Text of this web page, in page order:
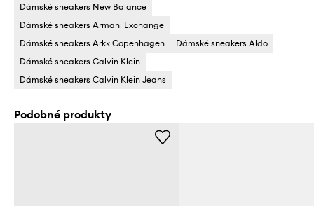
Dámské sneakers New Balance
Dámské sneakers Armani Exchange
Dámské sneakers Arkk Copenhagen
Dámské sneakers Aldo
Dámské sneakers Calvin Klein
Dámské sneakers Calvin Klein Jeans
Podobné produkty